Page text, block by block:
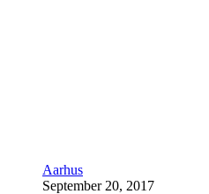
Aarhus
September 20, 2017